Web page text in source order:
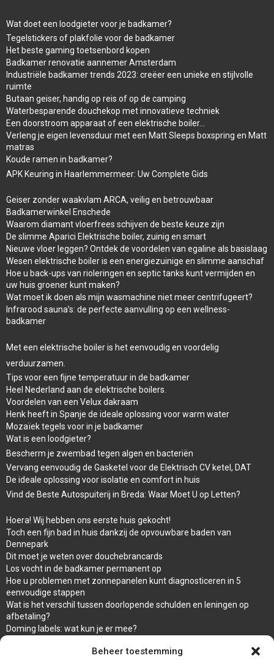
Beheer toestemming
Wat doet een loodgieter voor je badkamer?
Tegelstickers of plakfolie voor de badkamer
Het beste gaming toetsenbord kopen
Badkamer renovatie aannemer Amsterdam
Industriële badkamer trends 2023: creëer een unieke en stijlvolle
ruimte
Butaan geiser, handig op reis of op de camping
Waterbesparende douchekop met innovatieve techniek
Een doorstroom apparaat of een elektrische boiler…
Verleng je eigen levensduur met een Matt Sleeps boxspring en Matt
matras
Koude ramen in badkamer?
APK Keuring in Haarlemmermeer: Uw Complete Gids
Geiser zonder waakvlam ARCA, veilig en betrouwbaar
Badkamerwinkel Enschede
Waarom diamant vloerfrees schijven de beste keuze zijn
De slimme Aparici Elektrische boiler, zuinig en smart
Nieuwe vloer leggen? Ontdek de voordelen van egaline als basislaag
Wesen elektrische boiler is een energiezuinige en slimme aanschaf
Hoe u back-ups van rioleringen en septic tanks kunt vermijden en
uw huis groener kunt maken?
Wat moet ik doen als mijn wasmachine niet meer centrifugeert?
Infrarood sauna’s: de perfecte aanvulling op een wellness-
badkamer
Met een elektrische boiler is het eenvoudig en voordelig
verduurzamen.
Tips voor een fijne temperatuur in de badkamer
Heel Nederland aan de elektrische boilers.
Voordelen van een Velux dakraam
Henk heeft in Spanje de ideale oplossing voor warm water
Mozaïek tegels voor in je badkamer
Wat is een loodgieter?
Bescherm je zwembad tegen algen en bacteriën
Vervang eenvoudig de Gasketel voor de Elektrisch CV ketel, DAT
De ideale oplossing voor isolatie en comfort in huis
Vind de Beste Autospuiterij in Breda: Waar Moet U op Letten?
Hoera! Wij hebben ons eerste huis gekocht!
Toch een fijn bad in huis dankzij de opvouwbare baden van
Dennepark
Dit moet je weten over douchebrancards
Los vocht in de badkamer permanent op
Hoe u problemen met zonnepanelen kunt diagnosticeren in 5
eenvoudige stappen
Wat is het verschil tussen doorlopende schulden en leningen op
afbetaling?
Doming labels: wat kun je er mee?
waar koop ik een wc bril